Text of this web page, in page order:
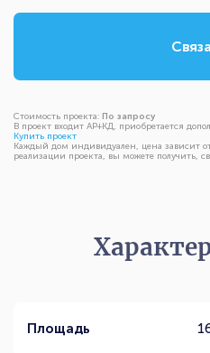
Стоимость проекта: По запросу
В проект входит АР+КД, приобретается
Купить проект
Каждый дом индивидуален, цена зависит
реализации проекта, вы можете получить,
Площадь